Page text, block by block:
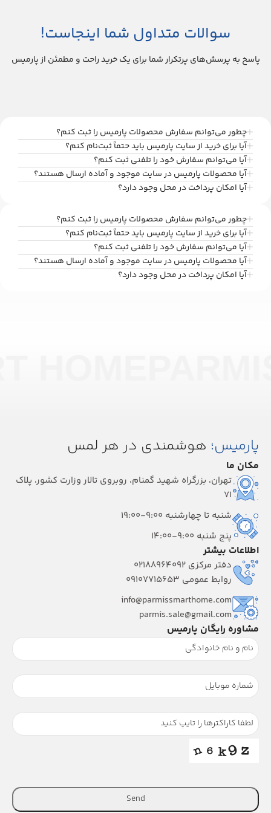
سوالات متداول شما اینجاست!
پاسخ به پرسش‌های پرتکرار شما برای یک خرید راحت و مطمئن از پارمیس
چطور می‌توانم سفارش محصولات پارمیس را ثبت کنم؟
آیا برای خرید از سایت پارمیس باید حتماً ثبت‌نام کنم؟
آیا می‌توانم سفارش خود را تلفنی ثبت کنم؟
آیا محصولات پارمیس در سایت موجود و آماده ارسال هستند؟
آیا امکان پرداخت در محل وجود دارد؟
چطور می‌توانم سفارش محصولات پارمیس را ثبت کنم؟
آیا برای خرید از سایت پارمیس باید حتماً ثبت‌نام کنم؟
آیا می‌توانم سفارش خود را تلفنی ثبت کنم؟
آیا محصولات پارمیس در سایت موجود و آماده ارسال هستند؟
آیا امکان پرداخت در محل وجود دارد؟
پارمیس؛ هوشمندی در هر لمس
مکان ما
تهران، بزرگراه شهید گمنام، روبروی تالار وزارت کشور، پلاک
۷۱
شنبه تا چهارشنبه 9:00-19:00
پنج شنبه 9:00-14:00
اطلاعات بیشتر
دفتر مرکزی 02188964092
روابط عمومی 09107715653
info@parmissmarthome.com
parmis.sale@gmail.com
مشاوره رایگان پارمیس
Send